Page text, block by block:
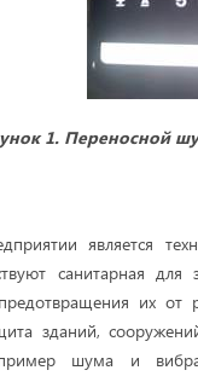
1. Переносной
является
санитарная
их от
зданий,
шума и